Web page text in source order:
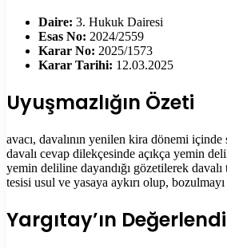
Daire: 3. Hukuk Dairesi
Esas No: 2024/2559
Karar No: 2025/1573
Karar Tarihi: 12.03.2025
Uyuşmazlığın Özeti
avacı, davalının yenilen kira dönemi
davalı cevap dilekçesinde açıkça yemin
yemin deliline dayandığı gözetilerek
tesisi usul ve yasaya aykırı olup,
Yargıtay’ın